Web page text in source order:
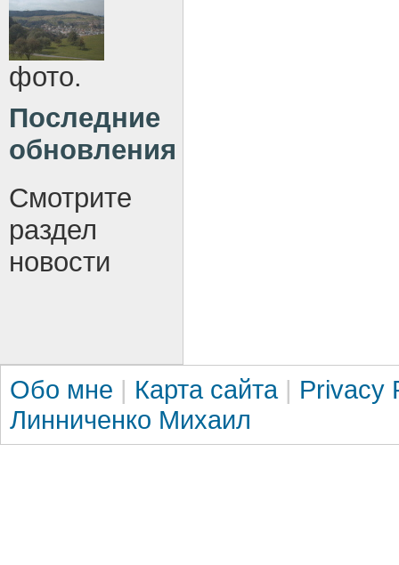
фото.
Последние
обновления
Смотрите
раздел
новости
Обо мне | Карта сайта | Privacy
Линниченко Михаил